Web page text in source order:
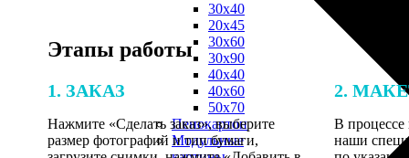
30х40
20х45
30х60
30х90
40х40
40х60
50х70
Пенокартон
Модульные
Этапы работы
1. ЗАКАЗ
Нажмите «Сделать заказ», выберите
размер фотографий и тип бумаги,
2.
В процессе
наши